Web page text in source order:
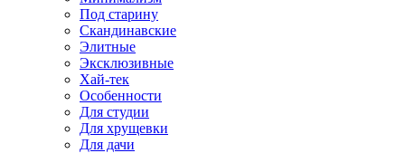
Под старину
Скандинавские
Элитные
Эксклюзивные
Хай-тек
Особенности
Для студии
Для хрущевки
Для дачи